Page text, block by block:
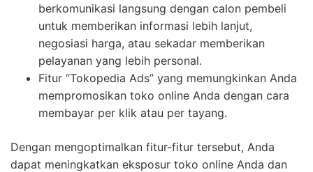
berkomunikasi langsung dengan calon pembeli
untuk memberikan informasi lebih lanjut,
negosiasi harga, atau sekadar memberikan
pelayanan yang lebih personal.
Fitur “Tokopedia Ads” yang memungkinkan Anda
mempromosikan toko online Anda dengan cara
membayar per klik atau per tayang.
Dengan mengoptimalkan fitur-fitur tersebut, Anda
dapat meningkatkan eksposur toko online Anda dan